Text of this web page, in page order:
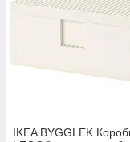
IKEA BYGGLEK